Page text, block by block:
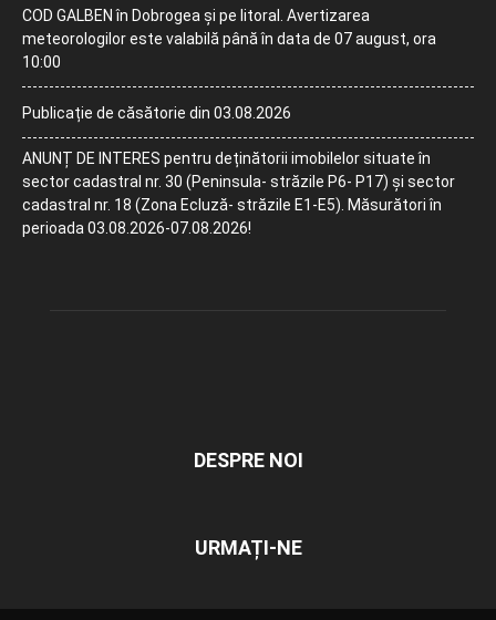
COD GALBEN în Dobrogea și pe litoral. Avertizarea
meteorologilor este valabilă până în data de 07 august, ora
10:00
Publicație de căsătorie din 03.08.2026
ANUNȚ DE INTERES pentru deținătorii imobilelor situate în
sector cadastral nr. 30 (Peninsula- străzile P6- P17) și sector
cadastral nr. 18 (Zona Ecluză- străzile E1-E5). Măsurători în
perioada 03.08.2026-07.08.2026!
DESPRE NOI
URMAȚI-NE